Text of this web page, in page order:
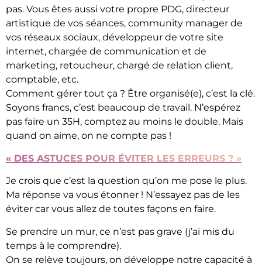
pas. Vous êtes aussi votre propre PDG, directeur
artistique de vos séances, community manager de
vos réseaux sociaux, développeur de votre site
internet, chargée de communication et de
marketing, retoucheur, chargé de relation client,
comptable, etc.
Comment gérer tout ça ? Être organisé(e), c’est la clé.
Soyons francs, c’est beaucoup de travail. N’espérez
pas faire un 35H, comptez au moins le double. Mais
quand on aime, on ne compte pas !
« DES ASTUCES POUR ÉVITER LES ERREURS ? »
Je crois que c’est la question qu’on me pose le plus.
Ma réponse va vous étonner ! N’essayez pas de les
éviter car vous allez de toutes façons en faire.
Se prendre un mur, ce n’est pas grave (j’ai mis du
temps à le comprendre).
On se relève toujours, on développe notre capacité à